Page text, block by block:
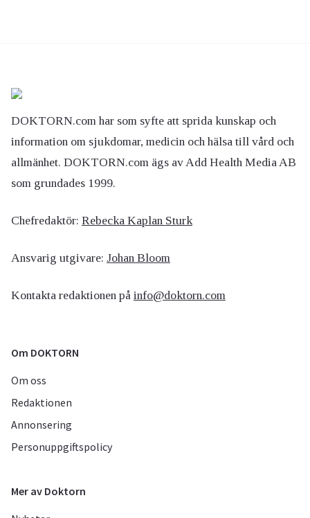
DOKTORN.com har som syfte att sprida kunskap och
information om sjukdomar, medicin och hälsa till vård och
allmänhet. DOKTORN.com ägs av Add Health Media AB
som grundades 1999.
Chefredaktör: Rebecka Kaplan Sturk
Ansvarig utgivare: Johan Bloom
Kontakta redaktionen på info@doktorn.com
Om DOKTORN
Om oss
Redaktionen
Annonsering
Personuppgiftspolicy
Mer av Doktorn